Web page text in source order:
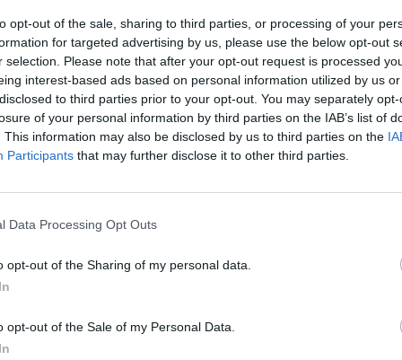
opt-out of the sale, sharing to third parties, or processing of your
for targeted advertising by us, please use the below opt-out
selection. Please note that after your opt-out request is processed
interest-based ads based on personal information utilized by us
to third parties prior to your opt-out. You may separately
of your personal information by third parties on the IAB’s list of
This information may also be disclosed by us to third parties on the
Participants that may further disclose it to other third parties.
Data Processing Opt Outs
opt-out of the Sharing of my personal data.
opt-out of the Sale of my Personal Data.
elgesio su gyvūnu.
amžiaus tigriukus iš zoologijos sodo paimti leido
bus galima objektyviai įvertinti galimus pažeidimus.
tokį teismo nutarimą skundė - jo manymu, sprendimas